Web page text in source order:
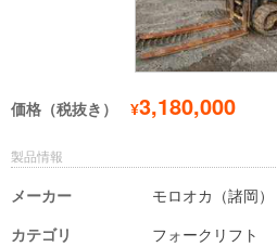
価格（税抜き） ¥3,180,000
製品情報
メーカー
モロオカ（諸岡）
カテゴリ
フォークリフト